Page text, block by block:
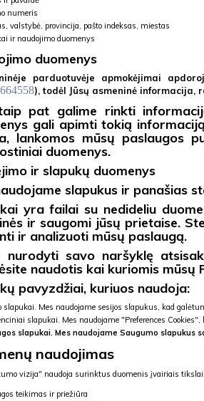
numeris
valstybė, provincija, pašto indeksas, miestas
ir naudojimo duomenys
duomenys
parduotuvėje apmokėjimai
), todėl Jūsų asmeninė
pat galime rinkti
gali apimti tokią
lankomos mūsų paslaugos
duomenys.
ir slapukų duomenys
slapukus ir panašias
yra failai su nedideliu
ir saugomi jūsų prietaise.
ir analizuoti mūsų paslaugą.
nurodyti savo naršyklę
naudotis kai kuriomis mūsų
pavyzdžiai, kuriuos naudoja:
slapukai. Mes naudojame sesijos slapukus, kad
slapukai. Mes naudojame "Preferences
slapukai. Mes naudojame Saugumo slapukus
naudojimas
vizija" naudoja surinktus duomenis įvairiais
teikimas ir priežiūra